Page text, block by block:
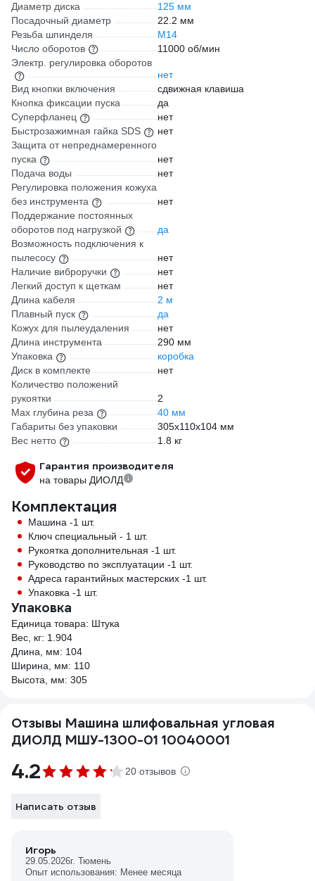
Диаметр диска
125 мм
Посадочный диаметр
22.2 мм
Резьба шпинделя
М14
Число оборотов
11000 об/мин
Электр. регулировка оборотов
нет
Вид кнопки включения
сдвижная клавиша
Кнопка фиксации пуска
да
Суперфланец
нет
Быстрозажимная гайка SDS
нет
Защита от непреднамеренного
пуска
нет
Подача воды
нет
Регулировка положения кожуха
без инструмента
нет
Поддержание постоянных
оборотов под нагрузкой
да
Возможность подключения к
пылесосу
нет
Наличие виброручки
нет
Легкий доступ к щеткам
нет
Длина кабеля
2 м
Плавный пуск
да
Кожух для пылеудаления
нет
Длина инструмента
290 мм
Упаковка
коробка
Диск в комплекте
нет
Количество положений
рукоятки
2
Max глубина реза
40 мм
Габариты без упаковки
305x110x104 мм
Вес нетто
1.8 кг
Гарантия производителя
на товары ДИОЛД
Комплектация
Машина -1 шт.
Ключ специальный - 1 шт.
Рукоятка дополнительная -1 шт.
Руководство по эксплуатации -1 шт.
Адреса гарантийных мастерских -1 шт.
Упаковка -1 шт.
Упаковка
Единица товара: Штука
Вес, кг: 1.904
Длина, мм: 104
Ширина, мм: 110
Высота, мм: 305
Отзывы Машина шлифовальная угловая
ДИОЛД МШУ-1300-01 10040001
4.2 20 отзывов
Написать отзыв
Игорь
29.05.2026г. Тюмень
Опыт использования: Менее месяца